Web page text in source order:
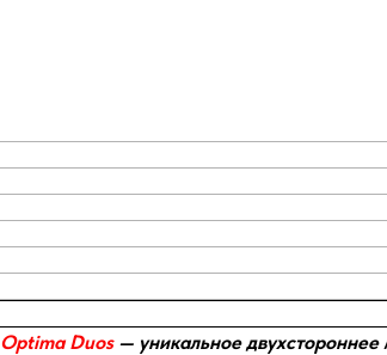
Optima Duos— уникальное двухстороннее